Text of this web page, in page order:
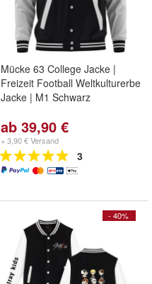
Mücke 63 College Jacke |
Freizeit Football Weltkulturerbe
Jacke | M1 Schwarz
ab 39,90 €
+ 3,90 € Versand
3
- 40%